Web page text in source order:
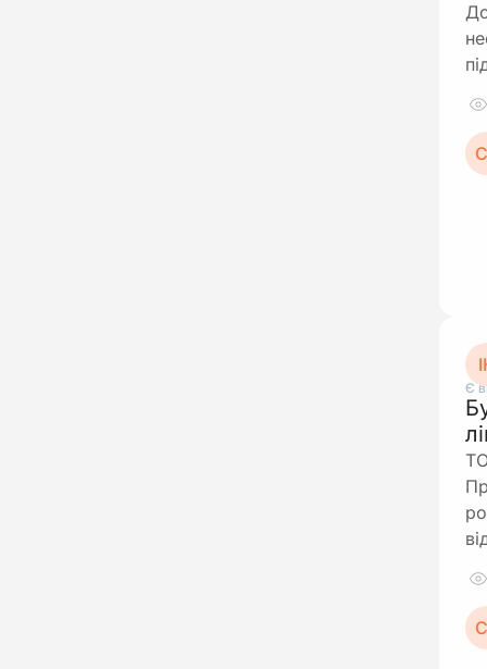
Є